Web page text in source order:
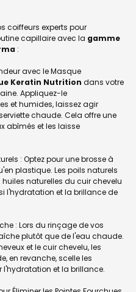
coiffeurs experts pour
capillaire avec la gamme
:
avec le Masque
Keratin Nutrition dans votre
Appliquez-le
et humides, laissez agir
chaude. Cela offre une
abîmés et les laisse
: Optez pour une brosse à
plastique. Les poils naturels
naturelles du cuir chevelu
l'hydratation et la brillance de
: Lors du rinçage de vos
plutôt que de l'eau chaude.
et le cuir chevelu, les
en revanche, scelle les
et la brillance.